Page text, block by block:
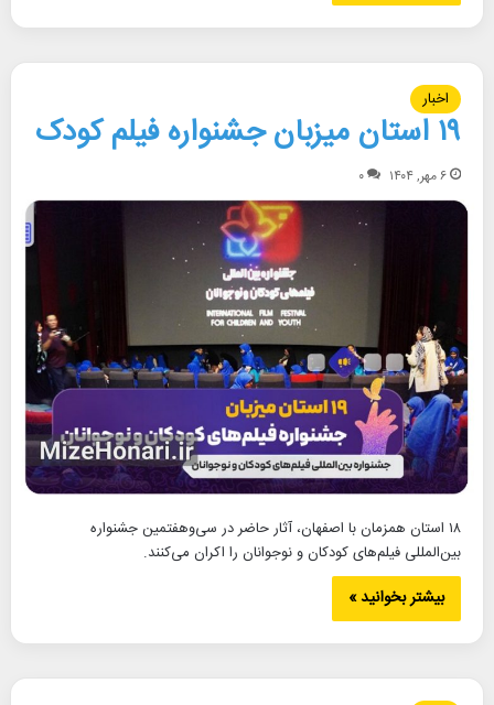
اخبار
۱۹ استان میزبان جشنواره فیلم کودک
۶ مهر, ۱۴۰۴ ۰
۱۸ استان همزمان با اصفهان، آثار حاضر در سی‌وهفتمین جشنواره
بین‌المللی فیلم‌های کودکان و نوجوانان را اکران می‌کنند.
بیشتر بخوانید »